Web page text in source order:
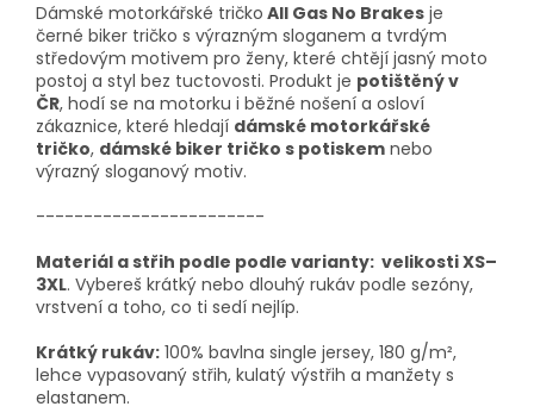
Dámské motorkářské tričko All Gas No Brakes je
černé biker tričko s výrazným sloganem a tvrdým
středovým motivem pro ženy, které chtějí jasný moto
postoj a styl bez tuctovosti. Produkt je potištěný v
ČR, hodí se na motorku i běžné nošení a osloví
zákaznice, které hledají dámské motorkářské
tričko, dámské biker tričko s potiskem nebo
výrazný sloganový motiv.
------------------------
Materiál a střih podle podle varianty: velikosti XS–
3XL. Vybereš krátký nebo dlouhý rukáv podle sezóny,
vrstvení a toho, co ti sedí nejlíp.
Krátký rukáv: 100% bavlna single jersey, 180 g/m²,
lehce vypasovaný střih, kulatý výstřih a manžety s
elastanem.